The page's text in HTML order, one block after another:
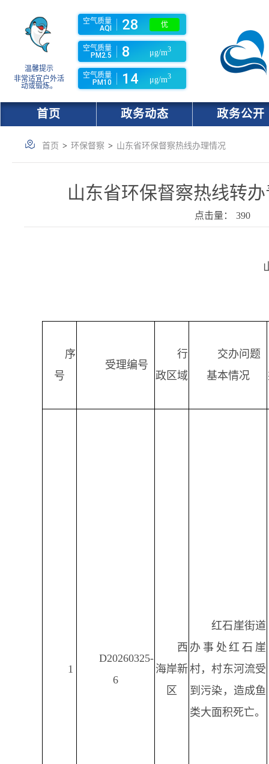
温馨提示
非常适宜户外活
动或锻炼。
空气质量
AQI
28 优
空气质量
PM2.5
8 μg/m3
空气质量
PM10
14 μg/m3
首页 政务动态 政务公开
首页 > 环保督察 > 山东省环保督察热线办理情况
山东省环保督察热线转
点击量： 390
序
号
受理编号
行
政区域
交办问题
基本情况
1
D20260325-
6
西
海岸新
区
红石崖街道
办事处红石崖
村，村东河流受
到污染，造成鱼
类大面积死亡。